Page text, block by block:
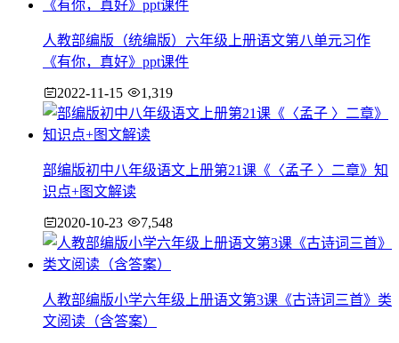
人教部编版（统编版）六年级上册语文第八单元习作
《有你，真好》ppt课件
2022-11-15 1,319
部编版初中八年级语文上册第21课《〈孟子 〉二章》知
识点+图文解读
2020-10-23 7,548
人教部编版小学六年级上册语文第3课《古诗词三首》类
文阅读（含答案）